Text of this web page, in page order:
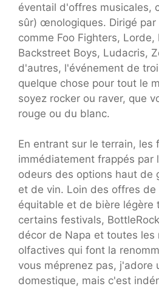
éventail d'offres musicales,
sûr) œnologiques. Dirigé
comme Foo Fighters, Lorde,
Backstreet Boys, Ludacris,
d'autres, l'événement de
quelque chose pour tout le
soyez rocker ou raver, que
rouge ou du blanc.
En entrant sur le terrain, les
immédiatement frappés par
odeurs des options haut de
et de vin. Loin des offres de
équitable et de bière légère
certains festivals,
décor de Napa et toutes les
olfactives qui font la
vous méprenez pas, j'adore
domestique, mais c'est